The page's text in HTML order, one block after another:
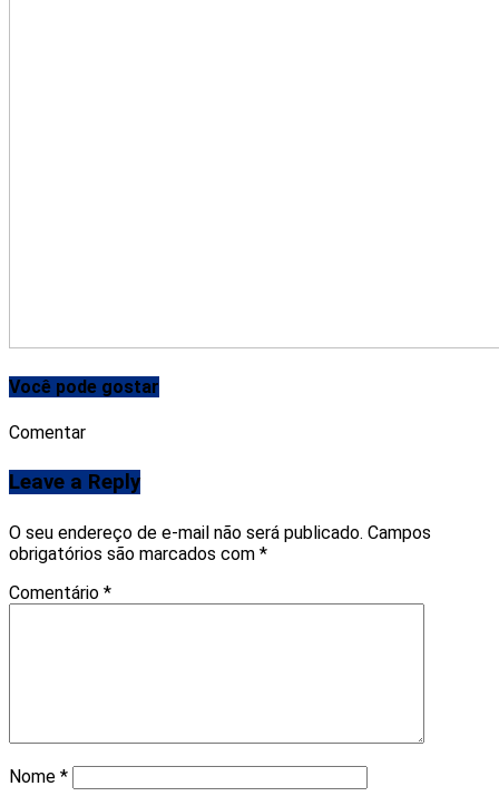
Você pode gostar
Comentar
Leave a Reply
O seu endereço de e-mail não será publicado. Campos
obrigatórios são marcados com *
Comentário *
Nome *